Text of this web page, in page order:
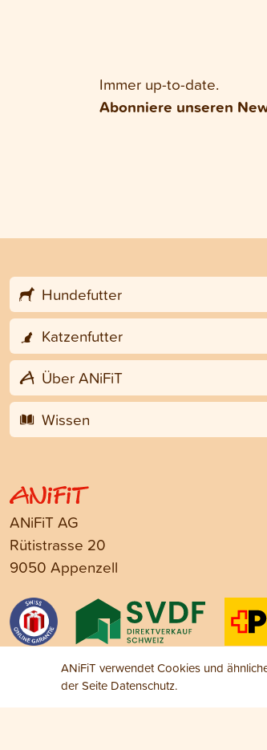
Immer up-to-date.
Abonniere unseren
Hundefutter
Katzenfutter
Über ANiFiT
Wissen
ANiFiT AG
Rütistrasse 20
9050 Appenzell
ANiFiT verwendet Cookies und
der Seite Datenschutz.